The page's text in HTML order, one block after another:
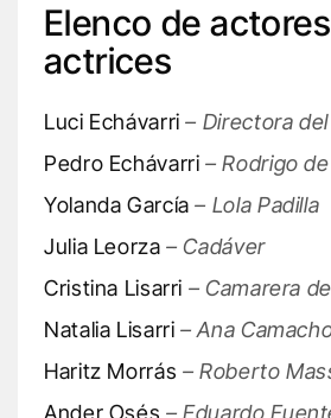
Elenco de
actrices
Luci Echávarri – Directora
Pedro Echávarri – Rodrigo
Yolanda García – Lola Padilla
Julia Leorza – Cadáver
Cristina Lisarri – Camarera
Natalia Lisarri – Ana
Haritz Morrás – Roberto
Ander Osés – Eduardo